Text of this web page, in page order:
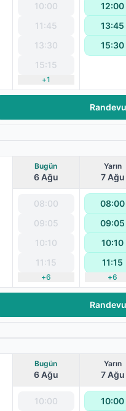
10:00
11:45
13:30
15:15
+1
12:00
13:45
15:30
Bugün
6 Ağu
08:00
09:05
10:10
11:15
+6
Yarın
7 Ağu
08:00
09:05
10:10
11:15
+6
Bugün
6 Ağu
10:00
Yarın
7 Ağu
10:00